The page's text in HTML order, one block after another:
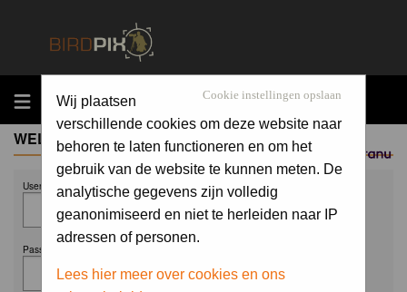
MENU
Sponsored by
Cookie instellingen opslaan
Wij plaatsen
verschillende cookies om deze website naar
behoren te laten functioneren en om het
gebruik van de website te kunnen meten. De
analytische gegevens zijn volledig
geanonimiseerd en niet te herleiden naar IP
adressen of personen.
Lees hier meer over cookies en ons
WELCOME GUEST
Username:
Password: